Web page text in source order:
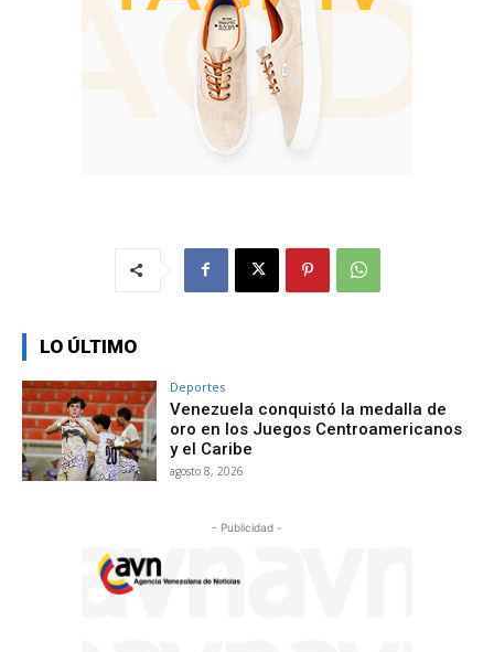
LO ÚLTIMO
Deportes
Venezuela conquistó la medalla de
oro en los Juegos Centroamericanos
y el Caribe
agosto 8, 2026
- Publicidad -